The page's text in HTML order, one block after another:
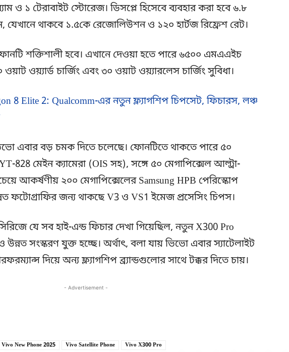
ও ১ টেরাবাইট স্টোরেজ। ডিসপ্লে হিসেবে ব্যবহার করা হবে ৬.৮
যেখানে থাকবে ১.৫কে রেজোলিউশন ও ১২০ হার্টজ রিফ্রেশ রেট।
শক্তিশালী হবে। এখানে দেওয়া হতে পারে ৬৫০০ এমএএইচ
ওয়াট ওয়্যার্ড চার্জিং এবং ৩০ ওয়াট ওয়্যারলেস চার্জিং সুবিধা।
8 Elite 2: Qualcomm-এর নতুন ফ্ল্যাগশিপ চিপসেট, ফিচারস, লঞ্চ
এবার বড় চমক দিতে চলেছে। ফোনটিতে থাকতে পারে ৫০
828 মেইন ক্যামেরা (OIS সহ), সঙ্গে ৫০ মেগাপিক্সেল আল্ট্রা-
আকর্ষণীয় ২০০ মেগাপিক্সেলের Samsung HPB পেরিস্কোপ
ফটোগ্রাফির জন্য থাকছে V3 ও VS1 ইমেজ প্রসেসিং চিপস।
যে সব হাই-এন্ড ফিচার দেখা গিয়েছিল, নতুন X300 Pro
সংস্করণ যুক্ত হচ্ছে। অর্থাৎ, বলা যায় ভিভো এবার স্যাটেলাইট
দিয়ে অন্য ফ্ল্যাগশিপ ব্র্যান্ডগুলোর সাথে টক্কর দিতে চায়।
- Advertisement -
Vivo New Phone 2025 Vivo Satellite Phone
Vivo X300 Pro